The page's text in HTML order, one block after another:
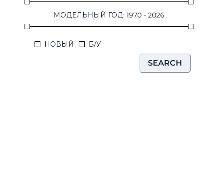
МОДЕЛЬНЫЙ ГОД: 1970 - 2026
НОВЫЙ Б/У
SEARCH